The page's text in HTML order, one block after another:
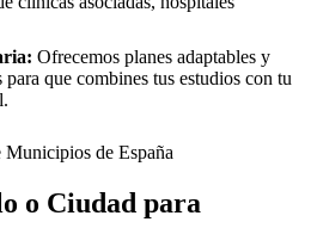
Ofrecemos planes adaptables y
para que combines tus estudios con tu
de España
o Ciudad para